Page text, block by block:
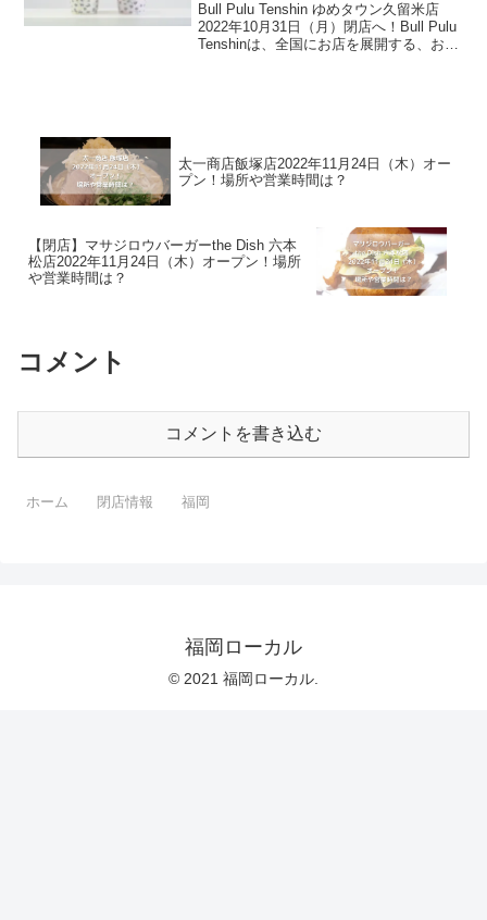
Bull Pulu Tenshin ゆめタウン久留米店
2022年10月31日（月）閉店へ！Bull Pulu
Tenshinは、全国にお店を展開する、お
太一商店飯塚店2022年11月24日（木）オー
プン！場所や営業時間は？
【閉店】マサジロウバーガーthe Dish 六本
松店2022年11月24日（木）オープン！場所
や営業時間は？
コメント
コメントを書き込む
ホーム 閉店情報 福岡
福岡ローカル
© 2021 福岡ローカル.